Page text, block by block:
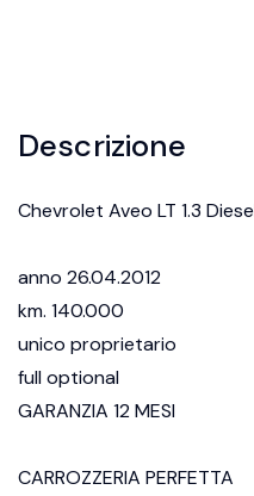
Descrizione
Chevrolet Aveo LT 1.3
anno 26.04.2012
km. 140.000
unico proprietario
full optional
GARANZIA 12 MESI
CARROZZERIA PERFETTA